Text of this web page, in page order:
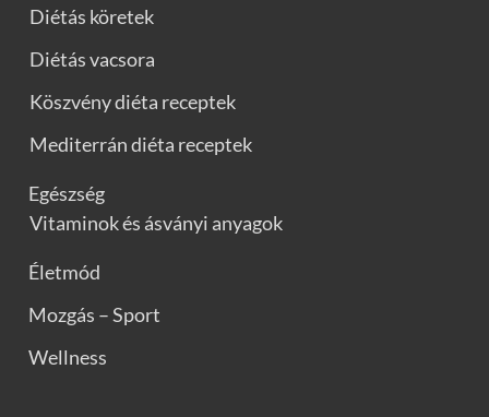
Diétás köretek
Diétás vacsora
Köszvény diéta receptek
Mediterrán diéta receptek
Egészség
Vitaminok és ásványi anyagok
Életmód
Mozgás – Sport
Wellness